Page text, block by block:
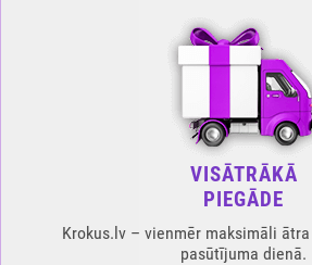
VISĀTRĀKĀ
PIEGĀDE
Krokus.lv – vienmēr maksimāli
pasūtījuma dienā.